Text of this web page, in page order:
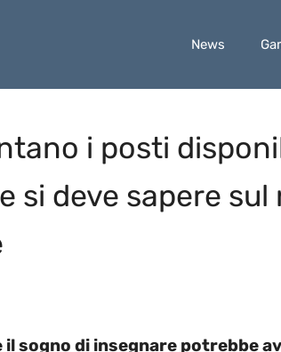
News
i posti
si deve sapere sul
sogno di insegnare potrebbe